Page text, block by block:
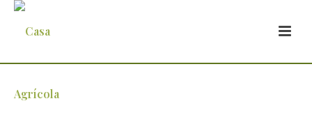
Biscoitos de chocolate com azeite